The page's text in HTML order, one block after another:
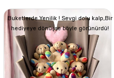
Buketlerde Yenilik ! Sevgi dolu kalp,Bir
hediyeye dönüşse böyle görünürdü!